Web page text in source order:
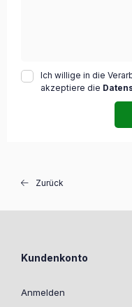
Ich willige in die
akzeptiere die
Zurück
Kundenkonto
Anmelden